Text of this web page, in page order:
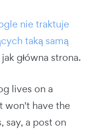
nie traktuje
taką samą
główna strona.
lives on a
won't have the
say, a post on